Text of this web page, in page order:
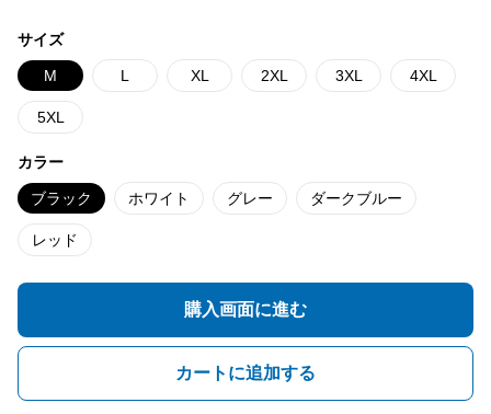
サイズ
M L XL 2XL 3XL 4XL
5XL
カラー
ブラック ホワイト グレー ダークブルー
レッド
購入画面に進む
カートに追加する